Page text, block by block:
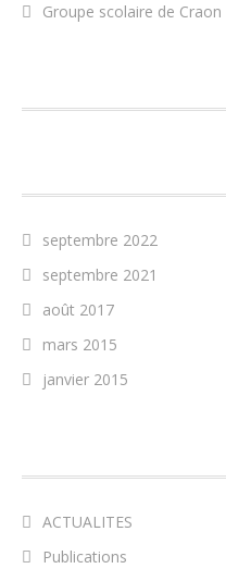
Groupe scolaire de Craon
septembre 2022
septembre 2021
août 2017
mars 2015
janvier 2015
ACTUALITES
Publications